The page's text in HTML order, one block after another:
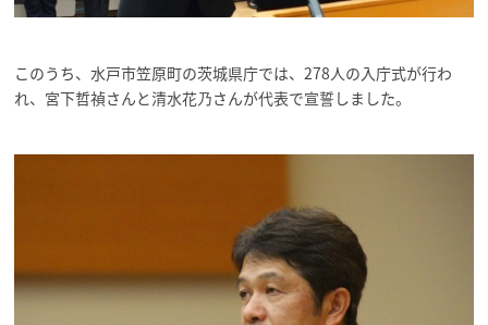
このうち、水戸市笠原町の茨城県庁では、278人の入庁式が行わ
れ、宮下哲禎さんと清水花乃さんが代表で宣誓しました。